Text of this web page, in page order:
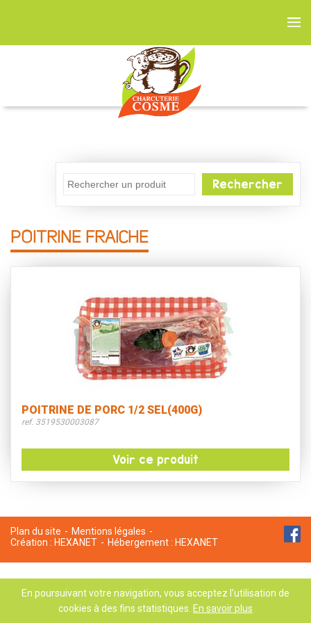
En poursuivant votre navigation, vous acceptez l’utilisation de
cookies à des fins statistiques. En savoir plus
Rechercher
POITRINE FRAICHE
POITRINE DE PORC 1/2 SEL(400G)
ref. 3519530003087
Voir ce produit
Plan du site
Mentions légales
Création : HEXANET Hébergement : HEXANET